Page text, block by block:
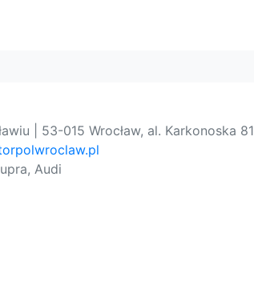
| 53-015 Wrocław, al. Karkonoska 81
Audi